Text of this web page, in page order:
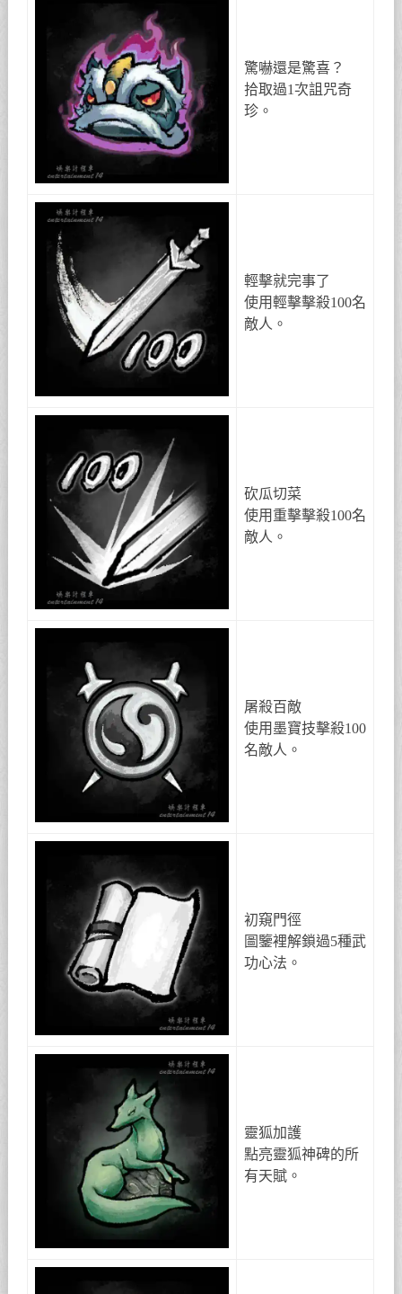
驚嚇還是驚喜？
拾取過1次詛咒奇
珍。
輕擊就完事了
使用輕擊擊殺100名
敵人。
砍瓜切菜
使用重擊擊殺100名
敵人。
屠殺百敵
使用墨寶技擊殺100
名敵人。
初窺門徑
圖鑒裡解鎖過5種武
功心法。
靈狐加護
點亮靈狐神碑的所
有天賦。